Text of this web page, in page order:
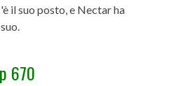
il suo posto, e Nectar ha
670